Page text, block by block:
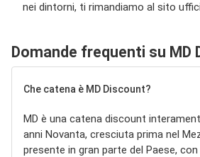
nei dintorni, ti rimandiamo al sito
Domande frequenti su MD
Che catena è MD Discount?
MD è una catena discount
anni Novanta, cresciuta prima nel
presente in gran parte del Paese,